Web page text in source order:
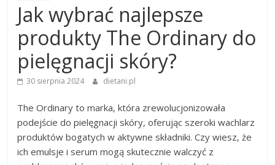
Jak wybrać najlepsze
produkty The Ordinary do
pielęgnacji skóry?
30 sierpnia 2024 dietani.pl
The Ordinary to marka, która zrewolucjonizowała
podejście do pielęgnacji skóry, oferując szeroki wachlarz
produktów bogatych w aktywne składniki. Czy wiesz, że
ich emulsje i serum mogą skutecznie walczyć z